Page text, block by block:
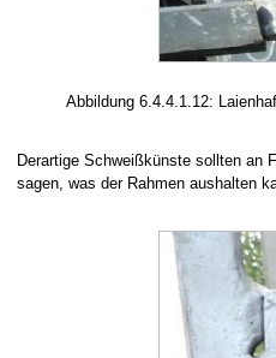
Abbildung 6.4.4.1.12:
Derartige Schweißkünste sollten an
sagen, was der Rahmen aushalten